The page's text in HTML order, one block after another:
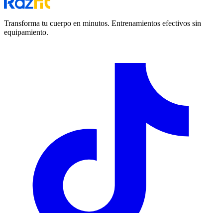
Transforma tu cuerpo en minutos. Entrenamientos efectivos sin
equipamiento.